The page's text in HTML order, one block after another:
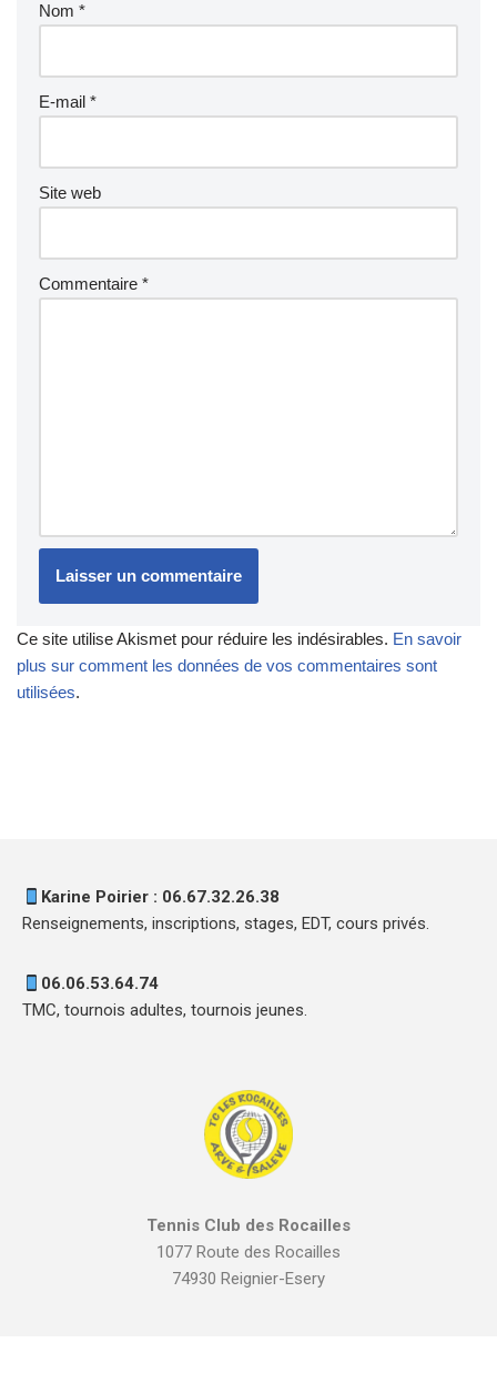
Nom *
E-mail *
Site web
Commentaire *
Ce site utilise Akismet pour réduire les indésirables. En savoir
plus sur comment les données de vos commentaires sont
utilisées.
Karine Poirier : 06.67.32.26.38
Renseignements, inscriptions, stages, EDT, cours privés.
06.06.53.64.74
TMC, tournois adultes, tournois jeunes.
Tennis Club des Rocailles
1077 Route des Rocailles
74930 Reignier-Esery